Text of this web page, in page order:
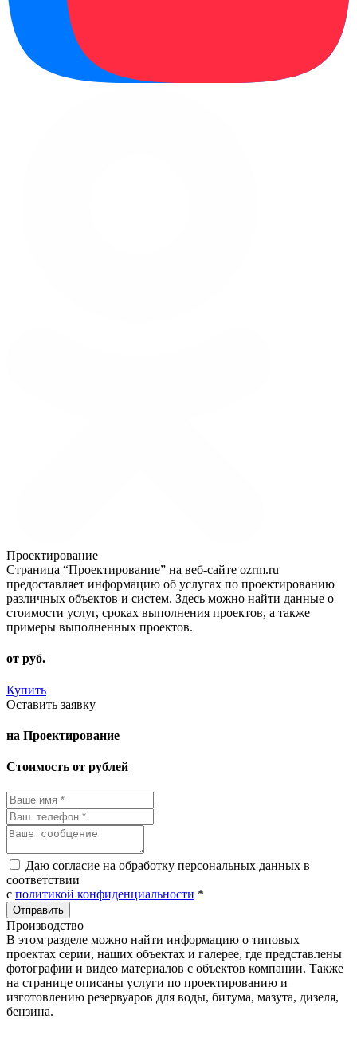
Проектирование
Страница “Проектирование” на веб-сайте ozrm.ru
предоставляет информацию об услугах по проектированию
различных объектов и систем. Здесь можно найти данные о
стоимости услуг, сроках выполнения проектов, а также
примеры выполненных проектов.
от руб.
Купить
Оставить заявку
на Проектирование
Стоимость от рублей
Даю согласие на обработку персональных данных в
соответствии
с политикой конфиденциальности *
Производство
В этом разделе можно найти информацию о типовых
проектах серии, наших объектах и галерее, где представлены
фотографии и видео материалов с объектов компании. Также
на странице описаны услуги по проектированию и
изготовлению резервуаров для воды, битума, мазута, дизеля,
бензина.